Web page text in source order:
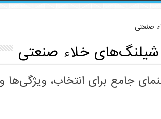
صنعتی
شیلنگ‌های خلاء صنعتی
جامع برای انتخاب، ویژگی‌ها و